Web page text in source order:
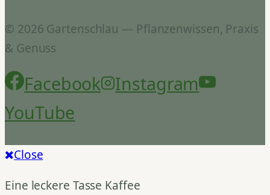
© 2026 Gartenschlau — Pflanzenwissen, Praxis
& Genuss
Facebook
Instagram
YouTube
Close
Eine leckere Tasse Kaffee